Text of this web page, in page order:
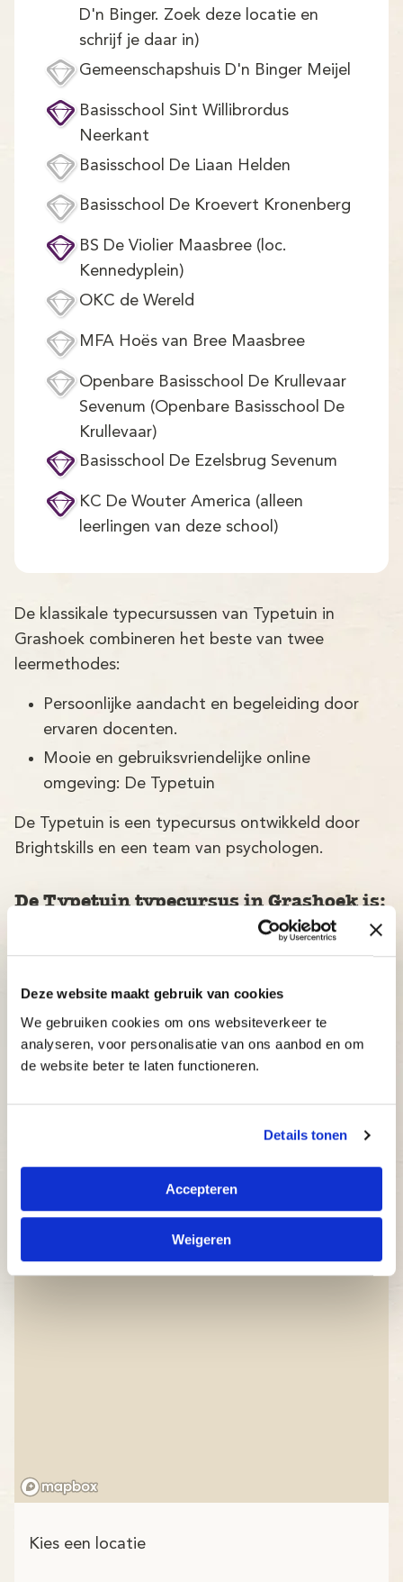
Deze website maakt gebruik van cookies
We gebruiken cookies om ons websiteverkeer te
analyseren, voor personalisatie van ons aanbod en om
de website beter te laten functioneren.
Details tonen
Accepteren
Weigeren
Aanmelden
D'n Binger. Zoek deze locatie en
schrijf je daar in)
Gemeenschapshuis D'n Binger Meijel
Basisschool Sint Willibrordus
Neerkant
Basisschool De Liaan Helden
Basisschool De Kroevert Kronenberg
BS De Violier Maasbree (loc.
Kennedyplein)
OKC de Wereld
MFA Hoës van Bree Maasbree
Openbare Basisschool De Krullevaar
Sevenum (Openbare Basisschool De
Krullevaar)
Basisschool De Ezelsbrug Sevenum
KC De Wouter America (alleen
leerlingen van deze school)
De klassikale typecursussen van Typetuin in
Grashoek combineren het beste van twee
leermethodes:
Persoonlijke aandacht en begeleiding door
ervaren docenten.
Mooie en gebruiksvriendelijke online
omgeving: De Typetuin
De Typetuin is een typecursus ontwikkeld door
Brightskills en een team van psychologen.
De Typetuin typecursus in Grashoek is:
Betrouwbaar: typecursus volgens de nieuwste
slagingspercentage van maar liefst 97%!
Adaptief: de typecursus past zich direct aan
het niveau van de cursist aan.
Inzichtelijk: docenten en ouders kunnen op elk
Kies een locatie